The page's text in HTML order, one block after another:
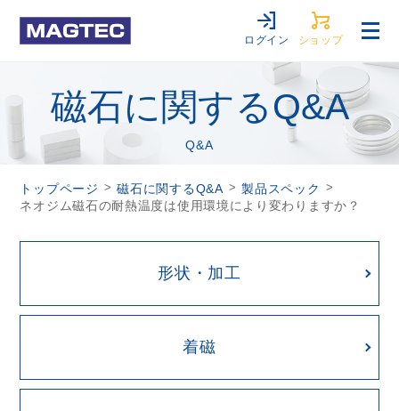
ログイン ショップ
磁石に関するQ&A
Q&A
トップページ > 磁石に関するQ&A > 製品スペック >
ネオジム磁石の耐熱温度は使用環境により変わりますか？
形状・加工
着磁